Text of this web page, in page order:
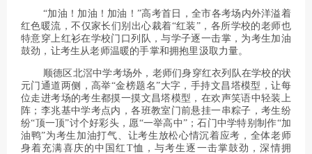
“加油！加油！加油！”高考首日，全市各考场内外洋溢着
红色暖流，不仅家长们别出心裁着“红装”，各所学校的老师也
特意穿上红衫在学校门口列队，与学子逐一击掌，为考生加油
鼓劲，让考生从老师温暖的手掌和拥抱里汲取力量。
顺德区北滘中学考场外，老师们身穿红衣列队在学校的状
元门通道两侧，高举“金榜题名”大字，手持文昌塔模型，让每
位走进考场的考生都摸一摸文昌塔模型，在欢声笑语中轻装上
阵；李兆基中学考点内，各班教室门前悬挂一串粽子，考生纷
纷“顶一顶”讨个好彩头，愿“一举高中”；石门中学特别制作“加
油鸭”为考生加油打气、让考生放松心情沉着应考，全体老师
身着充满喜庆的中国红T恤，与考生逐一击掌鼓劲，深情拥